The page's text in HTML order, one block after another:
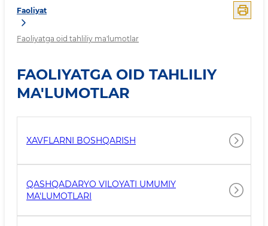
Faoliyat
Faoliyatga oid tahliliy ma'lumotlar
FAOLIYATGA OID TAHLILIY
MA'LUMOTLAR
XAVFLARNI BOSHQARISH
QASHQADARYO VILOYATI UMUMIY
MA'LUMOTLARI